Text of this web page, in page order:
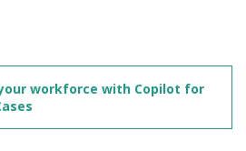
your workforce with Copilot for